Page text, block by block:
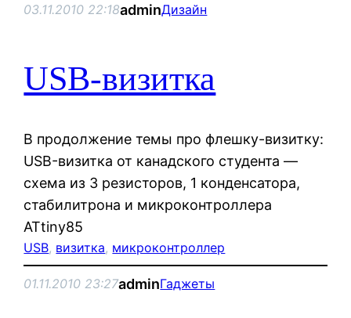
03.11.2010 22:18adminДизайн
USB-визитка
В продолжение темы про флешку-визитку:
USB-визитка от канадского студента —
схема из 3 резисторов, 1 конденсатора,
cтабилитрона и микроконтроллера
ATtiny85
USB, визитка, микроконтроллер
01.11.2010 23:27adminГаджеты